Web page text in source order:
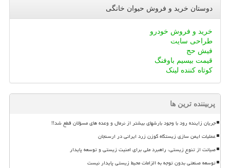
دوستان خرید و فروش حیوان خانگی
خرید و فروش خودرو
طراحی سایت
فیش حج
قیمت بیسیم باوفنگ
کوتاه کننده لینک
پربیننده ترین ها
جریان زاینده رود با وجود بارشهای بیشتر از نرمال و وعده های مسؤلان قطع شد!!
عملیات ایمن سازی زیستگاه گوزن زرد ایرانی در ارسنجان
صیانت از تنوع زیستی، راهبرد ملی برای امنیت زیستی و توسعه پایدار
توسعه صنعتی بدون توجه به الزامات محیط زیستی پایدار نیست